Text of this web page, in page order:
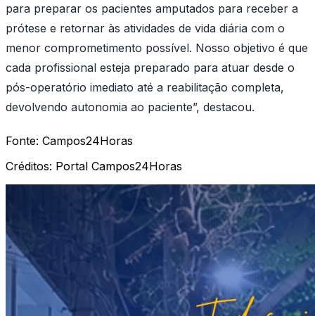
para preparar os pacientes amputados para receber a
prótese e retornar às atividades de vida diária com o
menor comprometimento possível. Nosso objetivo é que
cada profissional esteja preparado para atuar desde o
pós-operatório imediato até a reabilitação completa,
devolvendo autonomia ao paciente”, destacou.
Fonte: Campos24Horas
Créditos: Portal Campos24Horas